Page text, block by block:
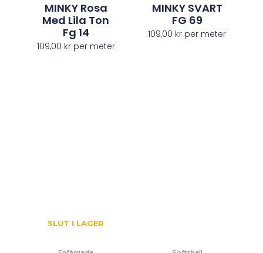
MINKY Rosa
Med Lila Ton
Fg 14
109,00 krper meter
MINKY SVART
FG 69
109,00 kr per meter
SLUT I LAGER